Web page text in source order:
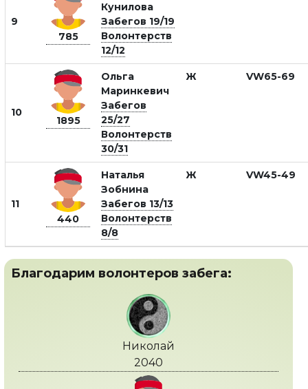
9
785
Кунилова
Забегов 19/19
Волонтерств
12/12
10
1895
Ольга
Маринкевич
Забегов
25/27
Волонтерств
30/31
Ж VW65-69
11
440
Наталья
Зобнина
Забегов 13/13
Волонтерств
8/8
Ж VW45-49
Благодарим волонтеров забега:
Николай
2040